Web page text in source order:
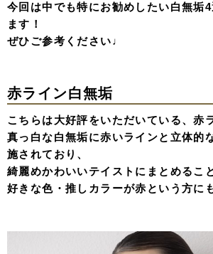
今回は中でも特にお勧めしたい白無垢
ます！
ぜひご参考ください♩
赤ライン白無垢
こちらは大好評をいただいている、赤
真っ白な白無垢に赤いラインと立体的
施されており、
綺麗めかわいいテイストにまとめるこ
好きな色・推しカラーが赤という方に